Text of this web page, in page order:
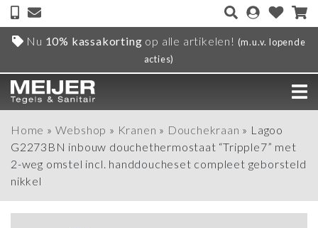
Nu 10% kassakorting op alle artikelen! (m.u.v. lopende
acties)
Home » Webshop » Kranen » Douchekraan » Lagoo
G2273BN inbouw douchethermostaat “Tripple7” met
2-weg omstel incl. handdoucheset compleet geborsteld
nikkel